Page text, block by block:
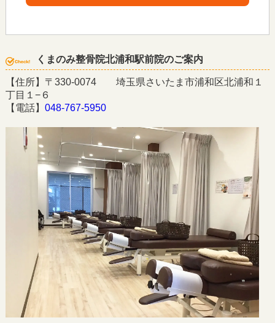
くまのみ整骨院北浦和駅前院のご案内
【住所】〒330-0074 埼玉県さいたま市浦和区北浦和１
丁目１−６
【電話】 048-767-5950